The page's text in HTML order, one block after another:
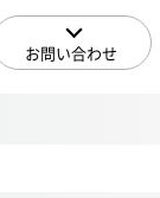
お問い合わせ